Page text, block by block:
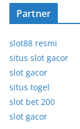
Partner
slot88 resmi
situs slot gacor
slot gacor
situs togel
slot bet 200
slot gacor